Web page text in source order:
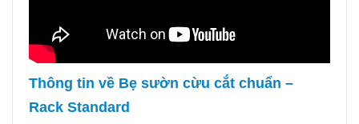
Thông tin về Bẹ sườn cừu cắt chuẩn –
Rack Standard